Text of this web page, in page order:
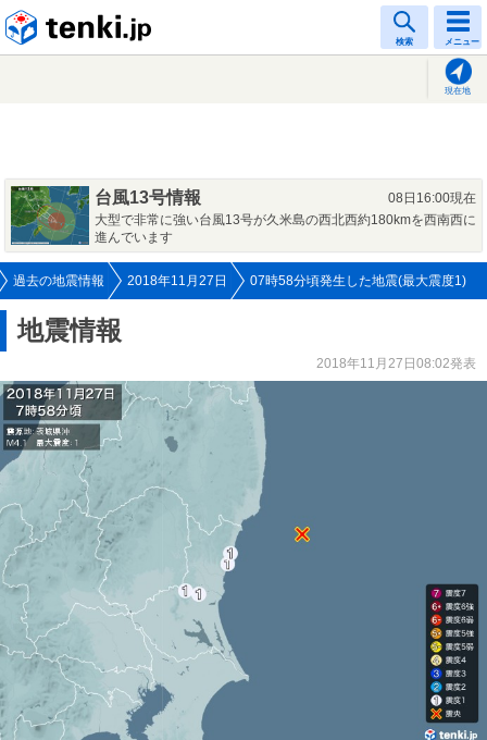
検索 メニュー
現在地
台風13号情報
08日16:00現在
大型で非常に強い台風13号が久米島の西北西約180kmを西南西に
進んでいます
過去の地震情報 2018年11月27日 07時58分頃発生した地震(最大震度1)
地震情報
2018年11月27日08:02発表